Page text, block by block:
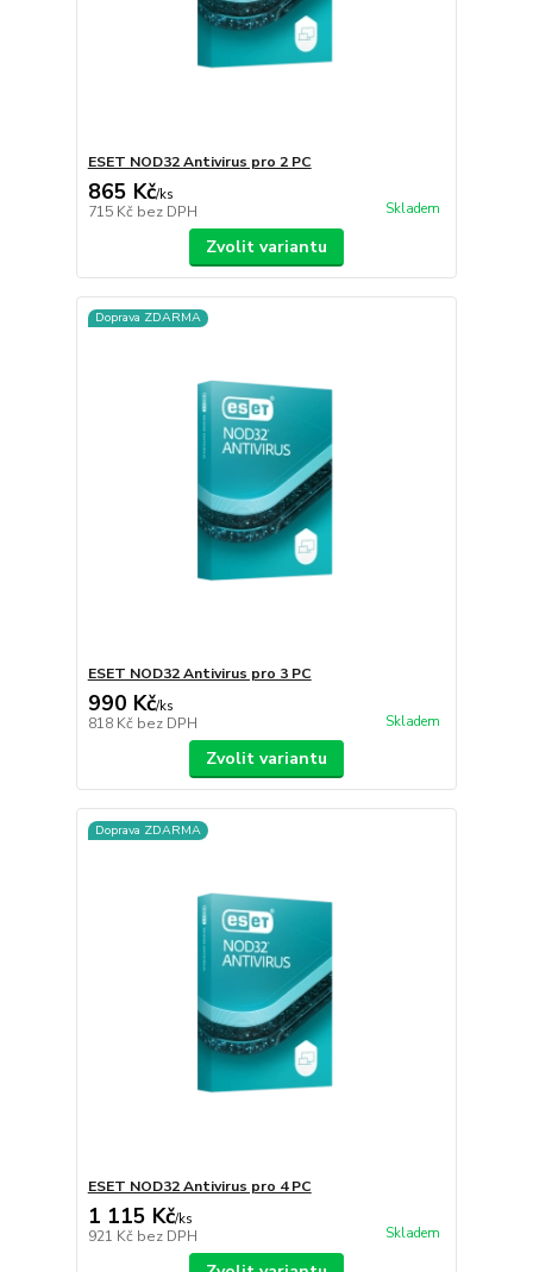
ESET NOD32 Antivirus pro 2 PC
865 Kč/ks
715 Kč bez DPH Skladem
Zvolit variantu
Doprava ZDARMA
ESET NOD32 Antivirus pro 3 PC
990 Kč/ks
818 Kč bez DPH Skladem
Zvolit variantu
Doprava ZDARMA
ESET NOD32 Antivirus pro 4 PC
1 115 Kč/ks
921 Kč bez DPH Skladem